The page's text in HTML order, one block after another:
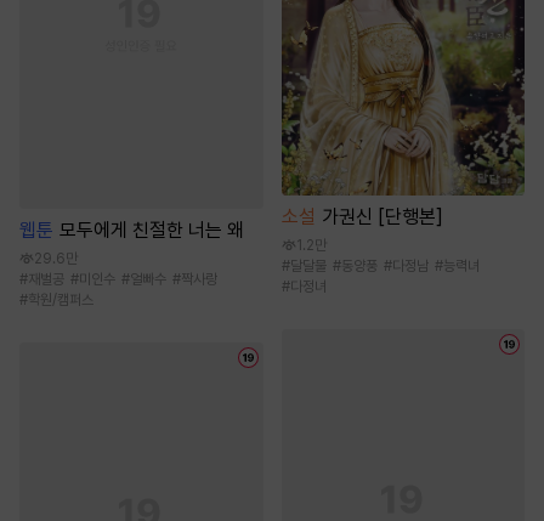
웹툰 모두에게 친절한 너는 왜
29.6만
# 재벌공 #미인수 #얼빠수 #짝사랑
#학원/캠퍼스
소설 가권신 [단행본]
1.2만
#달달물 #동양풍 #다정남 #능력녀
#다정녀